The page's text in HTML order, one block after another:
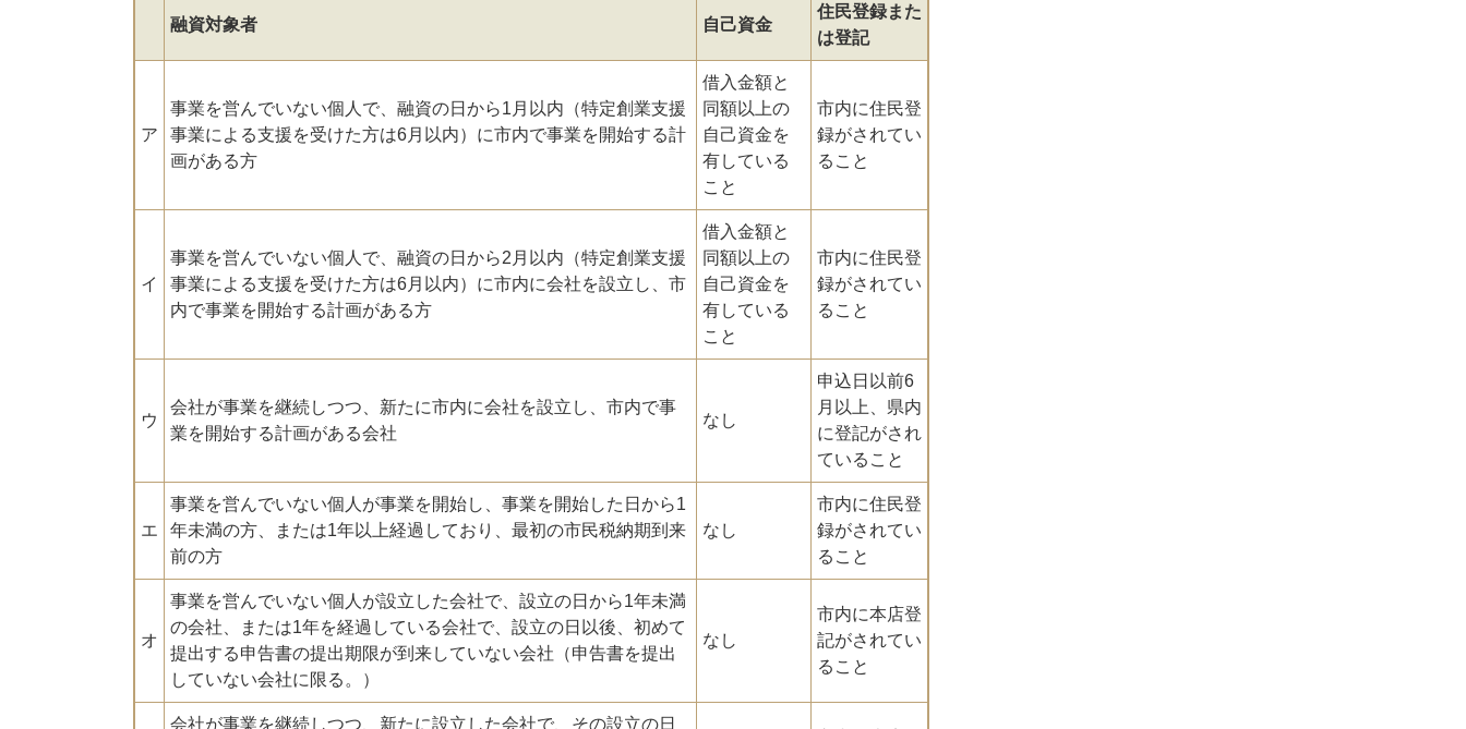
融資対象者 自己資金
住民登録また
は登記
ア
事業を営んでいない個人で、融資の日から1月以内（特定創業支援
事業による支援を受けた方は6月以内）に市内で事業を開始する計
画がある方
借入金額と
同額以上の
自己資金を
有している
こと
市内に住民登
録がされてい
ること
イ
事業を営んでいない個人で、融資の日から2月以内（特定創業支援
事業による支援を受けた方は6月以内）に市内に会社を設立し、市
内で事業を開始する計画がある方
借入金額と
同額以上の
自己資金を
有している
こと
市内に住民登
録がされてい
ること
ウ
会社が事業を継続しつつ、新たに市内に会社を設立し、市内で事
業を開始する計画がある会社
なし
申込日以前6
月以上、県内
に登記がされ
ていること
エ
事業を営んでいない個人が事業を開始し、事業を開始した日から1
年未満の方、または1年以上経過しており、最初の市民税納期到来
前の方
なし
市内に住民登
録がされてい
ること
オ
事業を営んでいない個人が設立した会社で、設立の日から1年未満
の会社、または1年を経過している会社で、設立の日以後、初めて
提出する申告書の提出期限が到来していない会社（申告書を提出
していない会社に限る。）
なし
市内に本店登
記がされてい
ること
会社が事業を継続しつつ、新たに設立した会社で、その設立の日